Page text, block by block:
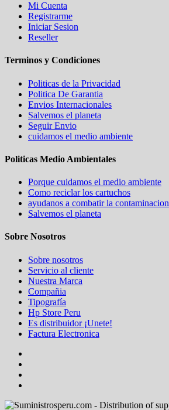
Mi Cuenta
Registrarme
Iniciar Sesion
Reseller
Terminos y Condiciones
Politicas de la Privacidad
Politica De Garantia
Envios Internacionales
Salvemos el planeta
Seguir Envio
cuidamos el medio ambiente
Politicas Medio Ambientales
Porque cuidamos el medio ambiente
Como reciclar los cartuchos
ayudanos a combatir la contaminacion
Salvemos el planeta
Sobre Nosotros
Sobre nosotros
Servicio al cliente
Nuestra Marca
Compañia
Tipografía
Hp Store Peru
Es distribuidor ¡Unete!
Factura Electronica